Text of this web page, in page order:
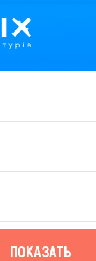
ПОКАЗАТЬ